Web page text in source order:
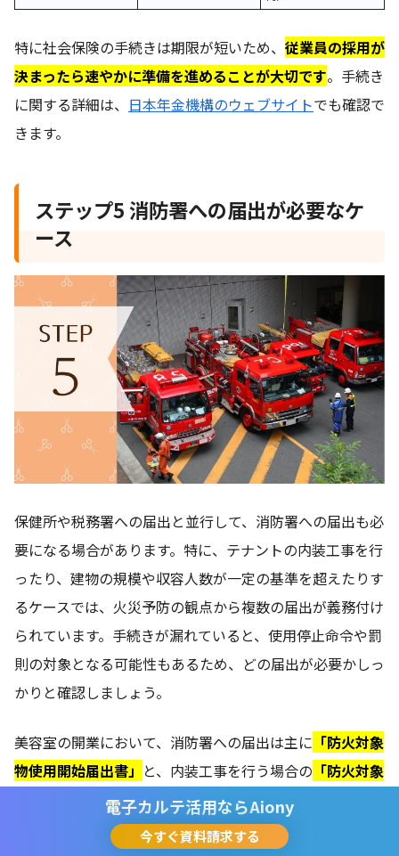
特に社会保険の手続きは期限が短いため、 従業員の採用が
決まったら速やかに準備を進めることが大切です。手続き
に関する詳細は、 日本年金機構のウェブサイトでも確認で
きます。
ステップ5 消防署への届出が必要なケ
ース
保健所や税務署への届出と並行して、消防署への届出も必
要になる場合があります。特に、テナントの内装工事を行
ったり、建物の規模や収容人数が一定の基準を超えたりす
るケースでは、火災予防の観点から複数の届出が義務付け
られています。手続きが漏れていると、使用停止命令や罰
則の対象となる可能性もあるため、どの届出が必要かしっ
かりと確認しましょう。
美容室の開業において、消防署への届出は主に 「防火対象
物使用開始届出書」 と、内装工事を行う場合の 「防火対象
物工事等計画届出書」 が中心となります。また、スタッフ
を含めたお店の収容人数によっては、防火管理者の選任も
電子カルテ活用ならAiony
今すぐ資料請求する